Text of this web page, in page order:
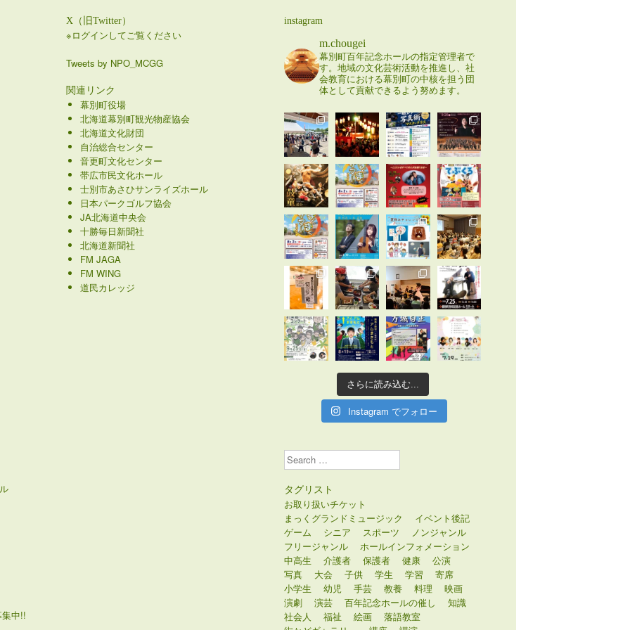
中!!
X（旧Twitter）
※ログインしてご覧ください
Tweets by NPO_MCGG
関連リンク
幕別町役場
北海道幕別町観光物産協会
北海道文化財団
自治総合センター
音更町文化センター
帯広市民文化ホール
士別市あさひサンライズホール
日本パークゴルフ協会
JA北海道中央会
十勝毎日新聞社
北海道新聞社
FM JAGA
FM WING
道民カレッジ
instagram
m.chougei
幕別町百年記念ホールの指定管理者で
す。地域の文化芸術活動を推進し、社
会教育における幕別町の中核を担う団
体として貢献できるよう努めます。
さらに読み込む...
Instagram でフォロー
Search
タグリスト
お取り扱いチケット
まっくグランドミュージック
イベント後記
ゲーム
シニア スポーツ
ノンジャンル
フリージャンル
ホールインフォメーション
中高生
介護者 保護者 健康
公演
写真
大会 子供 学生 学習
寄席
小学生
幼児 手芸 教養 料理
映画
演劇
演芸 百年記念ホールの催し
知識
社会人
福祉 絵画
落語教室